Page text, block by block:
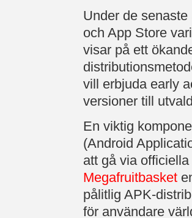
Under de
och App Store
visar på ett
vill erbjuda early
versioner till
En viktig
(Android
att gå via
Megafruitbasket
pålitlig APK-
för användare